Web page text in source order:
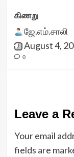
கிணறு
ஜே.எம்.சாலி
August 4,
0
Leave a
Your email
fields are